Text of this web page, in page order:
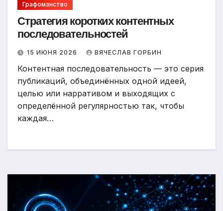
Графоманство
Стратегия коротких контентных
последовательностей
15 ИЮНЯ 2026 ВЯЧЕСЛАВ ГОРБИН
Контентная последовательность — это серия
публикаций, объединённых одной идеей,
целью или нарративом и выходящих с
определённой регулярностью так, чтобы
каждая…